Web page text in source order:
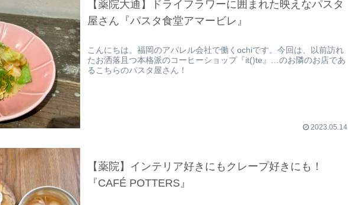
【薬院大通】ドライフラワーに囲まれた映えなパスタ
屋さん『パスタ食堂アマービレ』
こんにちは。福岡のアパレル会社で働くochiです。今回は、以前訪れ
たお洒落且つ本格派のコーヒーショップ『it()te』…のお隣のお店であ
るこちらのパスタ屋さん！
2023.05.14
【薬院】インテリア好きにもクレープ好きにも！
『CAFÉ POTTERS』